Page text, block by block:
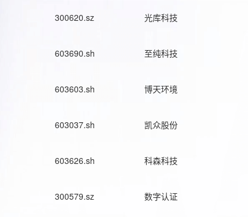
300620.sz 光库科技
603690.sh 至纯科技
603603.sh 博天环境
603037.sh 凯众股份
603626.sh 科森科技
300579.sz 数字认证